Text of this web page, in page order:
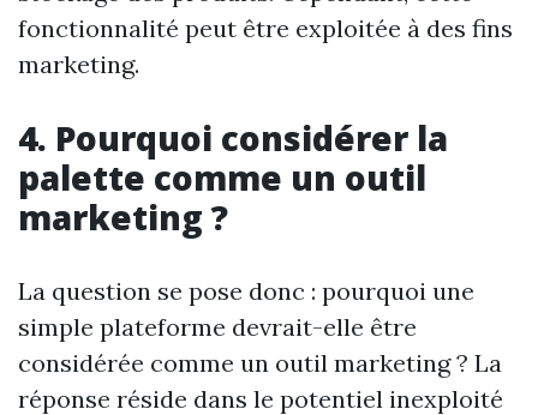
fonctionnalité peut être exploitée à des fins
marketing.
4. Pourquoi considérer la
palette comme un outil
marketing ?
La question se pose donc : pourquoi une
simple plateforme devrait-elle être
considérée comme un outil marketing ? La
réponse réside dans le potentiel inexploité